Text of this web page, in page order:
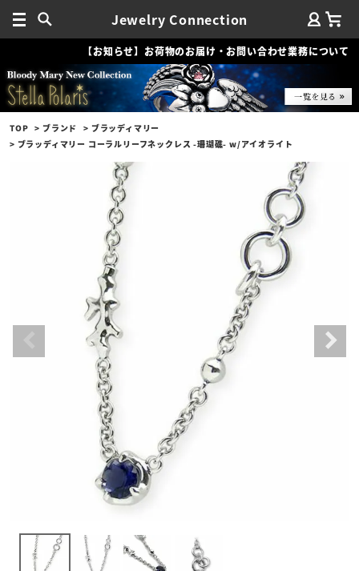
Jewelry Connection
【お知らせ】お荷物のお届け・お問い合わせ業務について
TOP ブランド
ブラッディマリー
ブラッディマリー コーラルリーフネックレス -珊瑚礁- w/アイオライト